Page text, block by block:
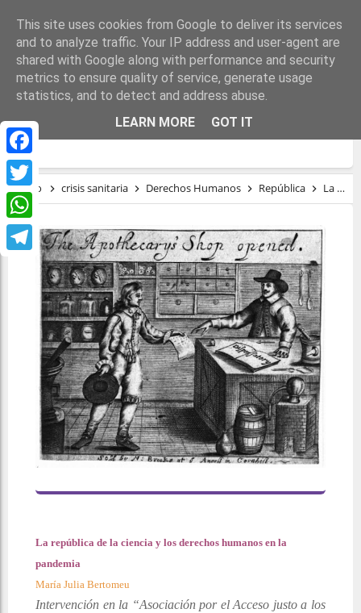
Facebook
Twitter
WhatsApp
Telegram
LA REPÚBLICA DE LA CIENCIA Y LOS
DERECHOS HUMANOS EN LA PANDEMIA
Inicio crisis sanitaria Derechos Humanos República La república de la ciencia y los derechos humanos en la pandemia
La república de la ciencia y los derechos humanos en la
pandemia
María Julia Bertomeu
Intervención en la “Asociación por el Acceso justo a los
This site uses cookies from Google to deliver its services
and to analyze traffic. Your IP address and user-agent are
shared with Google along with performance and security
metrics to ensure quality of service, generate usage
statistics, and to detect and address abuse.
LEARN MORE
GOT IT